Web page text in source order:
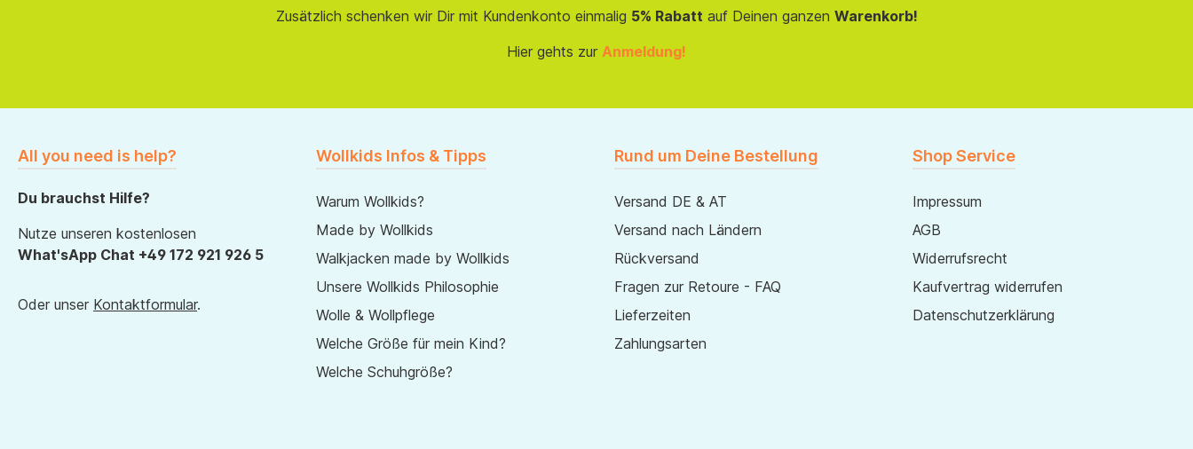
Zusätzlich schenken wir Dir mit Kundenkonto einmalig 5% Rabatt auf Deinen ganzen Warenkorb!
Hier gehts zur Anmeldung!
All you need is help?
Du brauchst Hilfe?
Nutze unseren kostenlosen
What'sApp Chat +49 172 921 926 5
Oder unser Kontaktformular.
Wollkids Infos & Tipps
Warum Wollkids?
Made by Wollkids
Walkjacken made by Wollkids
Unsere Wollkids Philosophie
Wolle & Wollpflege
Welche Größe für mein Kind?
Welche Schuhgröße?
Rund um Deine Bestellung
Versand DE & AT
Versand nach Ländern
Rückversand
Fragen zur Retoure - FAQ
Lieferzeiten
Zahlungsarten
Shop Service
Impressum
AGB
Widerrufsrecht
Kaufvertrag widerrufen
Datenschutzerklärung